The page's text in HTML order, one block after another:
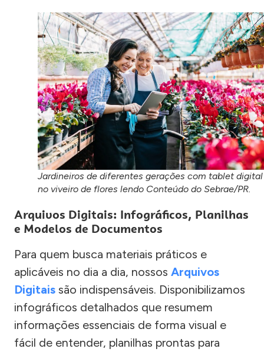
Jardineiros de diferentes gerações com tablet digital
no viveiro de flores lendo Conteúdo do Sebrae/PR.
Arquivos Digitais: Infográficos, Planilhas
e Modelos de Documentos
Para quem busca materiais práticos e
aplicáveis no dia a dia, nossos Arquivos
Digitais são indispensáveis. Disponibilizamos
infográficos detalhados que resumem
informações essenciais de forma visual e
fácil de entender, planilhas prontas para